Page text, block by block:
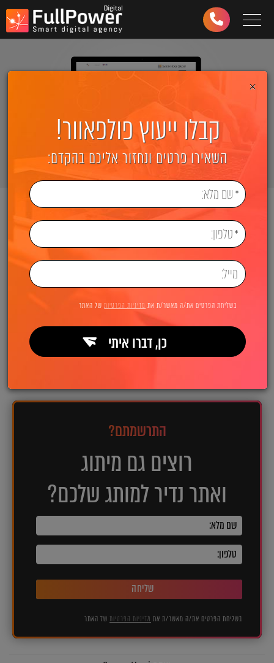
Toggle navigation
03-
997
בניית אתרים קבוצת ששון חוגי
Sason Hogi
קישור לאתר: http://www.hogi.co.il
התרשמתם?
רוצים גם מיתוג
ואתר נדיר למותג שלכם?
שליחה
בשליחת הפרטים את/ה מאשר/ת את מדיניות הפרטיות של האתר
×
קבלו ייעוץ פולפאוור!
השאירו פרטים ונחזור אליכם בהקדם:
בשליחת הפרטים את/ה מאשר/ת את מדיניות הפרטיותשל האתר
כן, דברו איתי